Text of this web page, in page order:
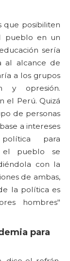
que posibiliten
pueblo en un
sería
al alcance de
a los grupos
y opresión.
el Perú. Quizá
de personas
a intereses
para
el pueblo se
con la
de ambas,
la política es
hombres"
para